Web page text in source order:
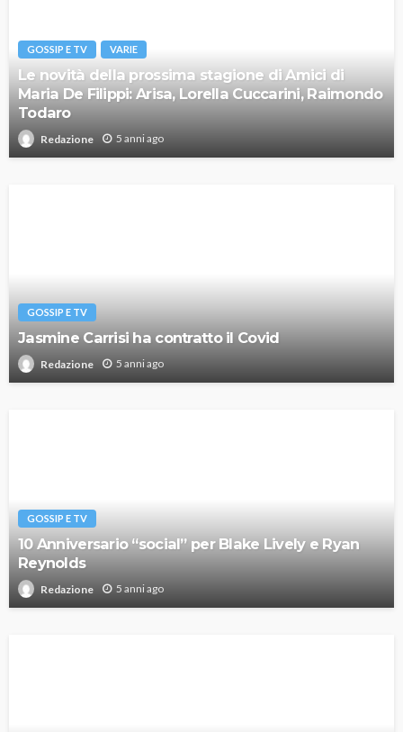
GOSSIP E TV VARIE
Le novità della prossima stagione di Amici di
Maria De Filippi: Arisa, Lorella Cuccarini, Raimondo
Todaro
Redazione 5 anni ago
GOSSIP E TV
Jasmine Carrisi ha contratto il Covid
Redazione 5 anni ago
GOSSIP E TV
10 Anniversario “social” per Blake Lively e Ryan
Reynolds
Redazione 5 anni ago